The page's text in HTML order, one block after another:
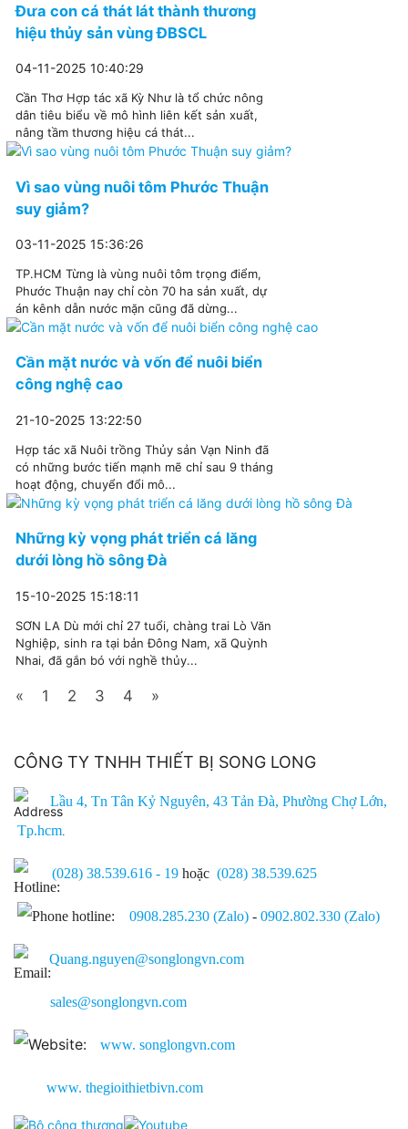
Đưa con cá thát lát thành thương
hiệu thủy sản vùng ĐBSCL
04-11-2025 10:40:29
Cần Thơ Hợp tác xã Kỳ Như là tổ chức nông
dân tiêu biểu về mô hình liên kết sản xuất,
nâng tầm thương hiệu cá thát...
Vì sao vùng nuôi tôm Phước Thuận
suy giảm?
03-11-2025 15:36:26
TP.HCM Từng là vùng nuôi tôm trọng điểm,
Phước Thuận nay chỉ còn 70 ha sản xuất, dự
án kênh dẫn nước mặn cũng đã dừng...
Cần mặt nước và vốn để nuôi biển
công nghệ cao
21-10-2025 13:22:50
Hợp tác xã Nuôi trồng Thủy sản Vạn Ninh đã
có những bước tiến mạnh mẽ chỉ sau 9 tháng
hoạt động, chuyển đổi mô...
Những kỳ vọng phát triển cá lăng
dưới lòng hồ sông Đà
15-10-2025 15:18:11
SƠN LA Dù mới chỉ 27 tuổi, chàng trai Lò Văn
Nghiệp, sinh ra tại bản Đông Nam, xã Quỳnh
Nhai, đã gắn bó với nghề thủy...
« 1 2 3 4 »
CÔNG TY TNHH THIẾT BỊ SONG LONG
Lầu 4, Tn Tân Kỷ Nguyên, 43 Tản Đà, Phường Chợ Lớn,
Tp.hcm
(028) 38.539.616 - 19 hoặc (028) 38.539.625
0908.285.230 (Zalo) - 0902.802.330 (Zalo)
Quang.nguyen@songlongvn.com
sales@songlongvn.com
www. songlongvn.com
www. thegioithietbivn.com